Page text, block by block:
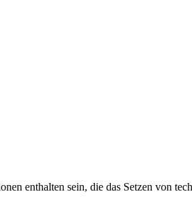
enthalten sein, die das Setzen von